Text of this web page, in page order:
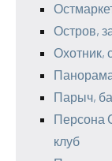
Остров,
Охотник,
Парыч,
Персона
клуб